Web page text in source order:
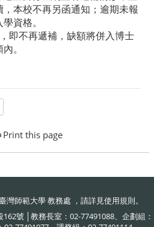
本校不再另函通知；逾期未報
資格。
即不再遞補，缺額將併入博士
。
Print this page
灣師範大學 教務處 ，請詳見使用規則。
號 │教務長室：02-77491088、企劃組：